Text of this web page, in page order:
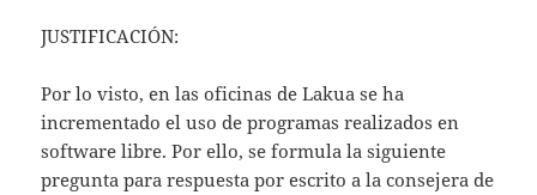
JUSTIFICACIÓN:
Por lo visto, en las oficinas de Lakua se ha
incrementado el uso de programas realizados en
software libre. Por ello, se formula la siguiente
pregunta para respuesta por escrito a la consejera de